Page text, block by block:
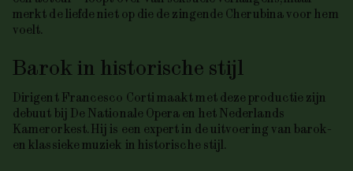
merkt de liefde niet op die de zingende Cherubina voor hem
voelt.
Barok in historische stijl
Dirigent Francesco Corti maakt met deze productie zijn
debuut bij De Nationale Opera en het Nederlands
Kamerorkest. Hij is een expert in de uitvoering van barok-
en klassieke muziek in historische stijl.